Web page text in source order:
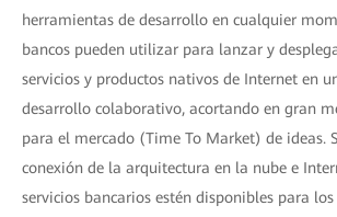
herramientas de desarrollo en cualquier
bancos pueden utilizar para lanzar y
servicios y productos nativos de Internet en
desarrollo colaborativo, acortando en gran
para el mercado (Time To Market) de ideas.
conexión de la arquitectura en la nube e
servicios bancarios estén disponibles para